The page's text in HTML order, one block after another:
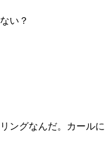
い？
ングなんだ。カールに